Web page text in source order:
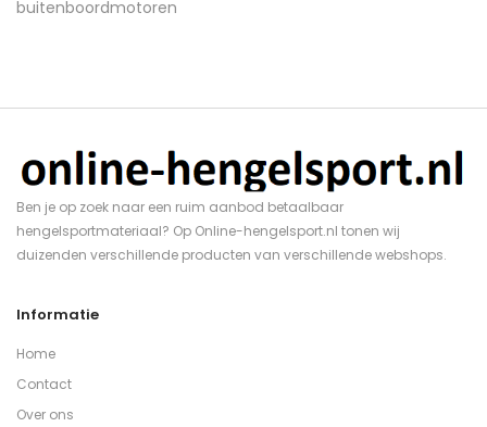
Ben je op zoek naar een ruim aanbod betaalbaar
hengelsportmateriaal? Op Online-hengelsport.nl tonen wij
duizenden verschillende producten van verschillende webshops.
Informatie
Home
Contact
Over ons